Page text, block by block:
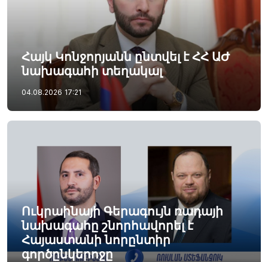
Հայկ Կոնջորյանն ընտվել է ՀՀ ԱԺ
նախագահի տեղակալ
04.08.2026 17:21
Ուկրաինայի Գերագույն ռադայի
նախագահը շնորհավորել է
Հայաստանի նորընտիր
գործընկերոջը